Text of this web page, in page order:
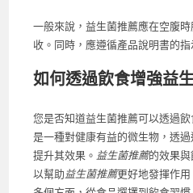
一般來說，益生菌推薦應在空腹
收。同時，應遵循產品說明書的
如何透過飲食增強益
您是否知道益生菌推薦可以透過
是一種對健康有益的微生物，透
提升其效果。益生菌推薦的效果
以幫助益生菌推薦更好地發揮作